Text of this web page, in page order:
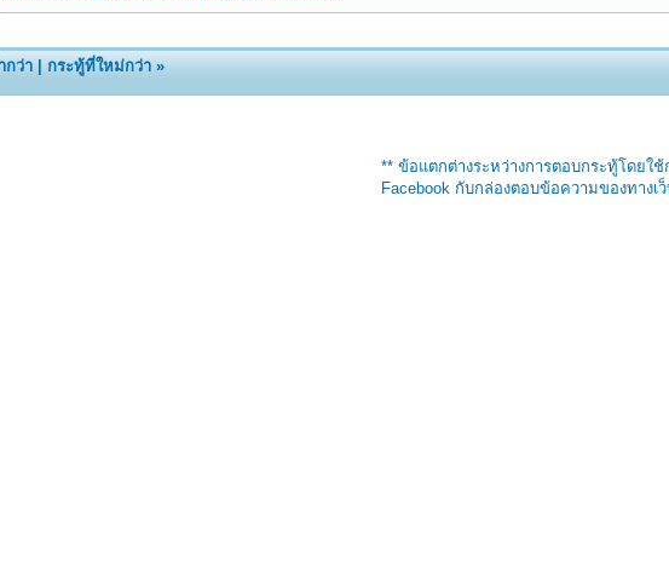
กว่า |กระทู้ที่ใหม่กว่า »
** ข้อแตกต่างระหว่างการตอบกระทู้โดยใช้
Facebook กับกล่องตอบข้อความของทางเ